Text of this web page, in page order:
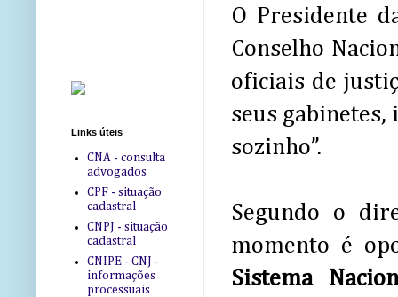
O Presidente
Conselho
oficiais de
seus
sozinho”.
Segundo o
momento é
Sistema
Links úteis
CNA - consulta
advogados
CPF - situação
cadastral
CNPJ - situação
cadastral
CNIPE - CNJ -
informações
processuais